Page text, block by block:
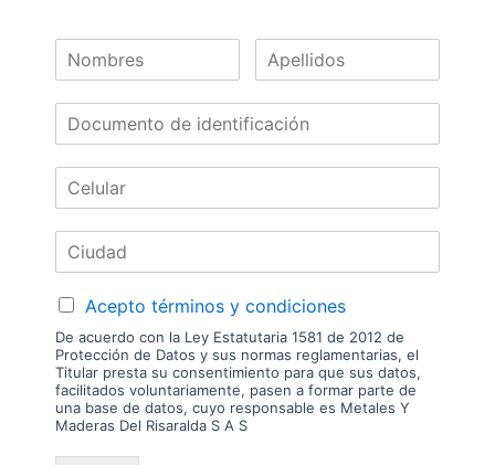
Nuestras
Marcas
Acepto términos y condiciones
De acuerdo con la Ley Estatutaria 1581 de 2012 de
Protección de Datos y sus normas reglamentarias, el
Titular presta su consentimiento para que sus datos,
facilitados voluntariamente, pasen a formar parte de
una base de datos, cuyo responsable es Metales Y
Maderas Del Risaralda S A S